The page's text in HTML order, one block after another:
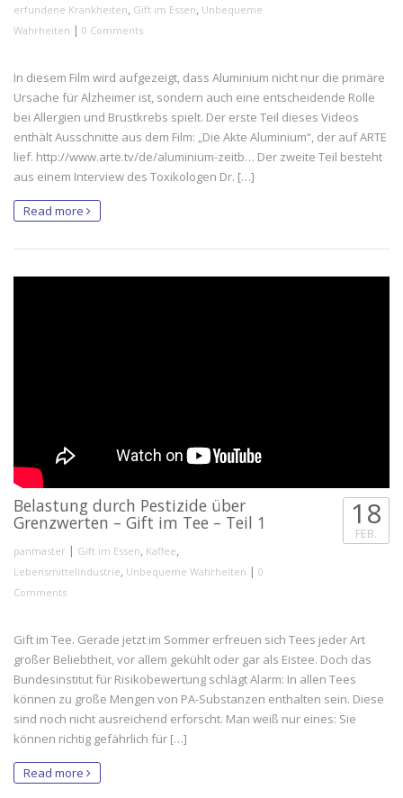
erfundene Krankheiten, Gift im Essen, Unbequeme
Wahrheiten | 0 Comments
In diesem Film wird aufgezeigt, dass Aluminium nicht nur die primäre
Ursache für Alzheimer ist, sondern auch eine entscheidende Rolle
bei Allergien und Brustkrebs spielt. Der erste Teil dieses Videos
enthält Ausschnitte aus dem Film: „Die Akte Aluminium“, der auf ARTE
lief. http://www.arte.tv/de/aluminium-zeitb… Der zweite Teil besteht
aus einem Interview des Toxikologen Dr. […]
Read more
Belastung durch Pestizide über
Grenzwerten – Gift im Tee – Teil 1
panmaster | Gift im Essen, Kaffee,
Lebensmittelindustrie, Unbequeme Wahrheiten | 0
Comments
18
FEB.
Gift im Tee. Gerade jetzt im Sommer erfreuen sich Tees jeder Art
großer Beliebtheit, vor allem gekühlt oder gar als Eistee. Doch das
Bundesinstitut für Risikobewertung schlägt Alarm: In allen Tees
können zu große Mengen von PA-Substanzen enthalten sein. Diese
sind noch nicht ausreichend erforscht. Man weiß nur eines: Sie
können richtig gefährlich für […]
Read more